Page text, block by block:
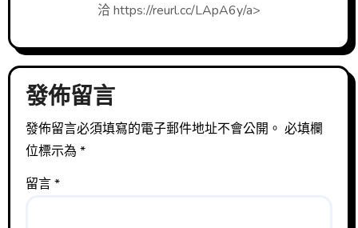
洽 https://reurl.cc/LApA6y/a>
發佈留言
發佈留言必須填寫的電子郵件地址不會公開。 必填欄
位標示為*
留言*